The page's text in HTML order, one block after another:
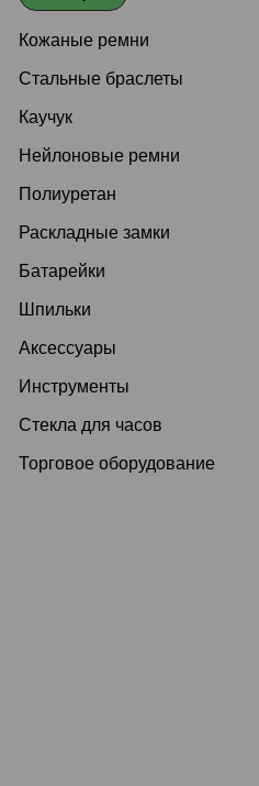
Кожаные ремни
Стальные браслеты
Каучук
Нейлоновые ремни
Полиуретан
Раскладные замки
Батарейки
Шпильки
Аксессуары
Инструменты
Стекла для часов
Торговое оборудование